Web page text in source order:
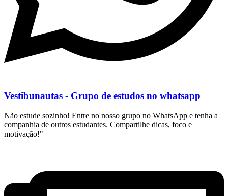
Vestibunautas - Grupo de estudos no whatsapp
Não estude sozinho! Entre no nosso grupo no WhatsApp e tenha a
companhia de outros estudantes. Compartilhe dicas, foco e
motivação!"